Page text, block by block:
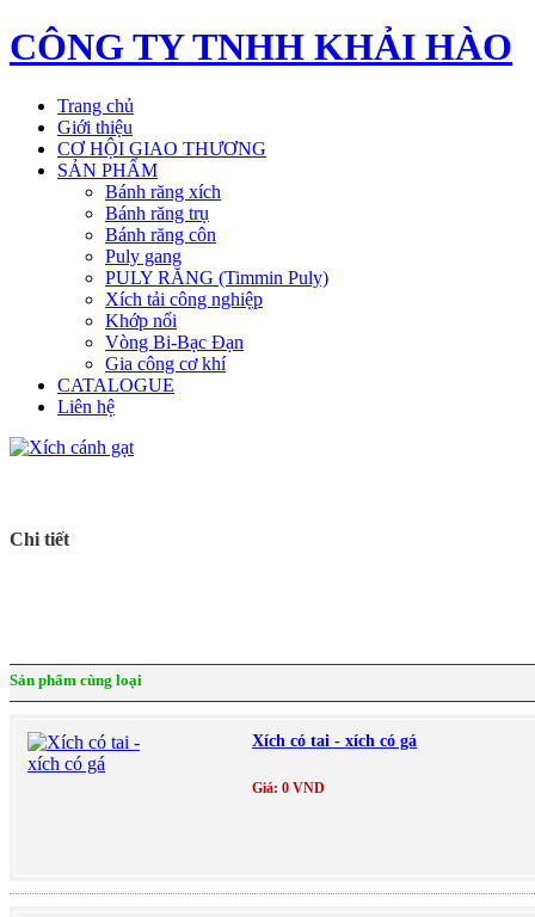
CÔNG TY TNHH KHẢI HÀO
Trang chủ
Giới thiệu
CƠ HỘI GIAO THƯƠNG
SẢN PHẨM
Bánh răng xích
Bánh răng trụ
Bánh răng côn
Puly gang
PULY RĂNG (Timmin Puly)
Xích tải công nghiệp
Khớp nối
Vòng Bi-Bạc Đạn
Gia công cơ khí
CATALOGUE
Liên hệ
Chi tiết
Sản phẩm cùng loại
Xích có tai - xích có gá
Giá: 0 VND